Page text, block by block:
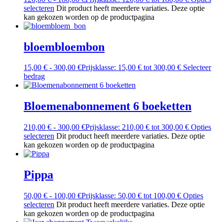
selecteren Dit product heeft meerdere variaties. Deze optie
kan gekozen worden op de productpagina
bloembloembon
15,00 € - 300,00 €Prijsklasse: 15,00 € tot 300,00 € Selecteer
bedrag
Bloemenabonnement 6 boeketten
210,00 € - 300,00 €Prijsklasse: 210,00 € tot 300,00 € Opties
selecteren Dit product heeft meerdere variaties. Deze optie
kan gekozen worden op de productpagina
Pippa
50,00 € - 100,00 €Prijsklasse: 50,00 € tot 100,00 € Opties
selecteren Dit product heeft meerdere variaties. Deze optie
kan gekozen worden op de productpagina